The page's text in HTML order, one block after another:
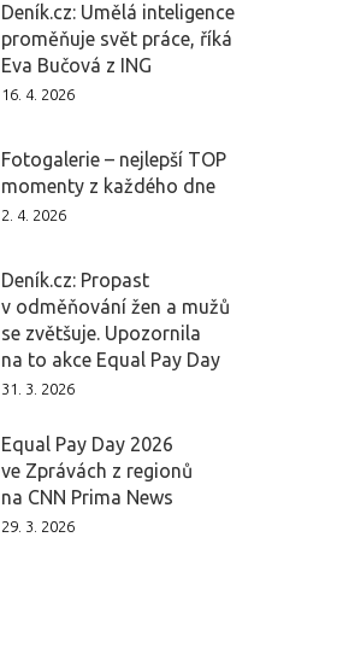
Deník.cz: Umělá inteligence
proměňuje svět práce, říká
Eva Bučová z ING
16. 4. 2026
Fotogalerie – nejlepší TOP
momenty z každého dne
2. 4. 2026
Deník.cz: Propast
v odměňování žen a mužů
se zvětšuje. Upozornila
na to akce Equal Pay Day
31. 3. 2026
Equal Pay Day 2026
ve Zprávách z regionů
na CNN Prima News
29. 3. 2026